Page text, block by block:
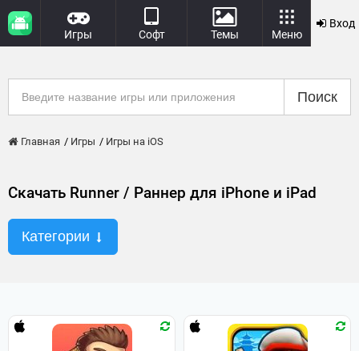
Игры Софт Темы Меню
Вход
Поиск
Главная Игры Игры на iOS
Скачать Runner / Раннер для iPhone и iPad
Категории